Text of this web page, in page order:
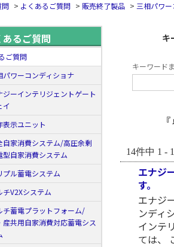
問 > よくあるご質問 > 販売終了製品 > 三相パワ
あるご質問
ご質問
パワーコンディショナ
ジーインテリジェントゲート
イ
表示ユニット
自家消費システム/高圧余剰
型自家消費システム
プル蓄電システム
チV2Xシステム
チ蓄電プラットフォーム/
産共用自家消費対応蓄電シス
キ
キーワード
14件中 1 -
エナジ
す。
エナジ
ンディ
インテ
ては、